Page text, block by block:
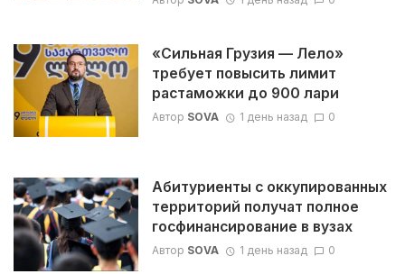
«Сильная Грузия — Лело»
требует повысить лимит
растаможки до 900 лари
Автор SOVA 1 день назад 0
Абитуриенты с оккупированных
территорий получат полное
госфинансирование в вузах
Автор SOVA 1 день назад 0